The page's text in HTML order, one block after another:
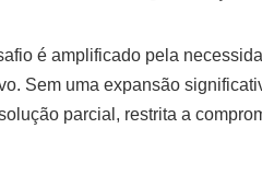
é amplificado pela
Sem uma expansão
parcial, restrita a